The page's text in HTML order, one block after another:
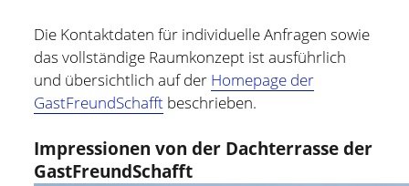
Die Kontaktdaten für individuelle Anfragen sowie
das vollständige Raumkonzept ist ausführlich
und übersichtlich auf der Homepage der
GastFreundSchafft beschrieben.
Impressionen von der Dachterrasse der
GastFreundSchafft